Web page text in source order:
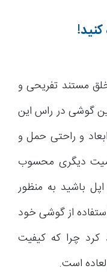
مستند تفریحی و
گوشی در راس این
و راحتی حمل و
دیگری محسوب
باشید به منظور
از گوشی خود
چرا که کیفیت
است.